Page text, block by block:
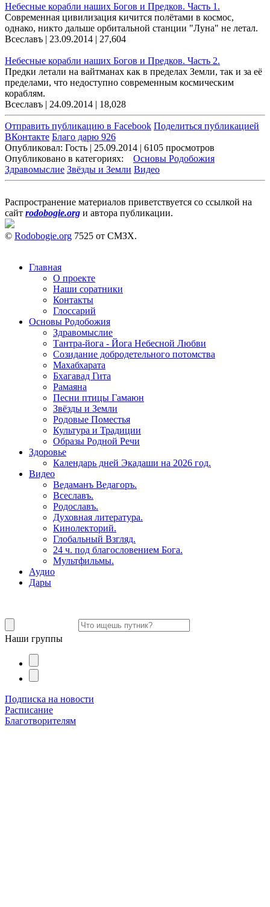
Небесные корабли наших Богов и Предков. Часть 1.
Современная цивилизация кичится полётами в космос,
однако, никто дальше орбитальной станции "Луна" не летал.
Всеславъ | 23.09.2014 | 27,604
Небесные корабли наших Богов и Предков. Часть 2.
Предки летали на вайтманах как в пределах Земли, так и за её
пределами, что недоступно современным космическим
кораблям.
Всеславъ | 24.09.2014 | 18,028
Отправить публикацию в Facebook Поделиться публикацией
ВКонтакте Благо дарю 926
Опубликовал: Гость | 25.09.2014 | 6105 просмотров
Опубликовано в категориях: Основы Родобожия
Здравомыслие Звёзды и Земли Видео
Распространение материалов приветствуется со ссылкой на
сайт rodobogie.org и автора публикации.
© Rodobogie.org 7525 от СМЗХ.
Главная
О проекте
Наши соратники
Контакты
Глоссарий
Основы Родобожия
Здравомыслие
Тантра-йога - Йога Небесной Любви
Созидание добродетельного потомства
Махабхарата
Бхагавад Гита
Рамаяна
Песни птицы Гамаюн
Звёзды и Земли
Родовые Поместья
Культура и Традиции
Образы Родной Речи
Здоровье
Календарь дней Экадаши на 2026 год.
Видео
Ведаманъ Ведагоръ.
Всеславъ.
Родославъ.
Духовная литература.
Кинолекторий.
Глобальный Взгляд.
24 ч. под благословением Бога.
Мультфильмы.
Аудио
Дары
Наши группы
Подписка на новости
Расписание
Благотворителям